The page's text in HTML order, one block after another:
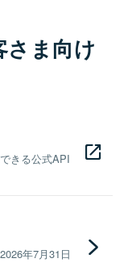
さま向け
きる公式API
年7月31日